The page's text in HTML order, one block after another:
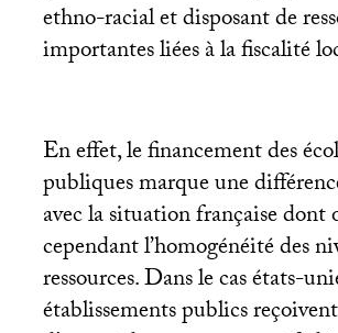
ethno-racial et disposant de
importantes liées à la fiscalité
En effet, le financement des
publiques marque une
avec la situation française dont
cependant l’homogénéité des
ressources. Dans le cas états-
établissements publics